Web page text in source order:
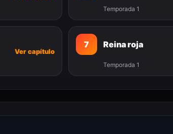
Temporada 1
Ver capítulo
7 Reina roja
Temporada 1